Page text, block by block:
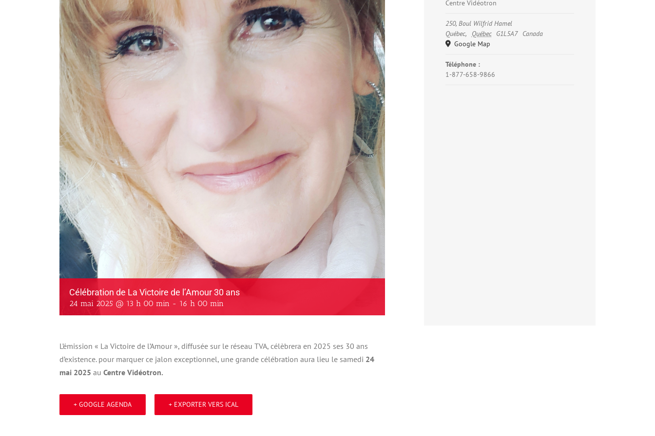
Célébration de La Victoire de l’Amour 30 ans
24 mai 2025 @ 13 h 00 min - 16 h 00 min
L’émission « La Victoire de l’Amour », diffusée sur le réseau TVA, célèbrera en 2025 ses 30 ans
d’existence. pour marquer ce jalon exceptionnel, une grande célébration aura lieu le samedi 24
mai 2025 au Centre Vidéotron.
+ GOOGLE AGENDA + EXPORTER VERS ICAL
Centre Vidéotron
250, Boul Wilfrid Hamel
Québec, Québec G1L5A7
Canada
Google Map
Téléphone :
1-877-658-9866